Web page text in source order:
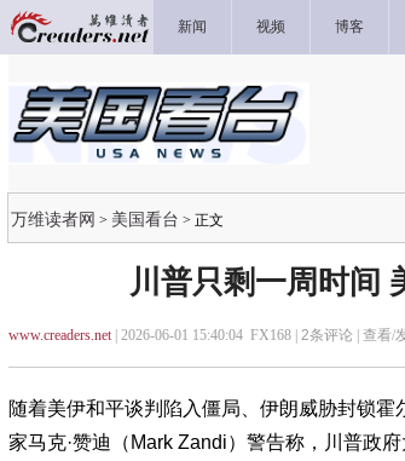
新闻 视频 博客
万维读者网 > 美国看台 > 正文
川普只剩一周时间
www.creaders.net| 2026-06-01 15:40:04 FX168 | 2条评论 | 查看/
随着美伊和平谈判陷入僵局、伊朗威胁封锁
家马克·赞迪（Mark Zandi）警告称，川普政